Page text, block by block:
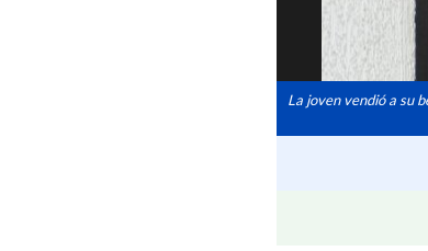
La joven vendió a su